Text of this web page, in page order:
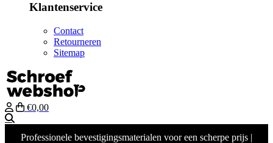
Klantenservice
Contact
Retourneren
Sitemap
€0,00
Professionele bevestigingsmaterialen voor een scherpe prijs |